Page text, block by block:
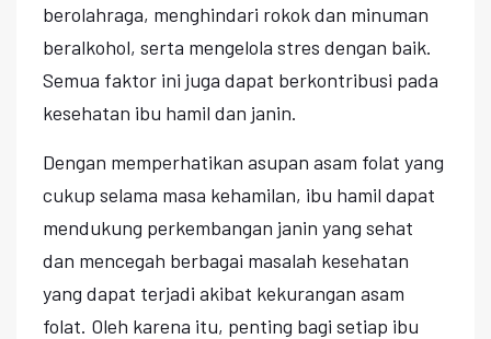
berolahraga, menghindari rokok dan minuman
beralkohol, serta mengelola stres dengan baik.
Semua faktor ini juga dapat berkontribusi pada
kesehatan ibu hamil dan janin.
Dengan memperhatikan asupan asam folat yang
cukup selama masa kehamilan, ibu hamil dapat
mendukung perkembangan janin yang sehat
dan mencegah berbagai masalah kesehatan
yang dapat terjadi akibat kekurangan asam
folat. Oleh karena itu, penting bagi setiap ibu